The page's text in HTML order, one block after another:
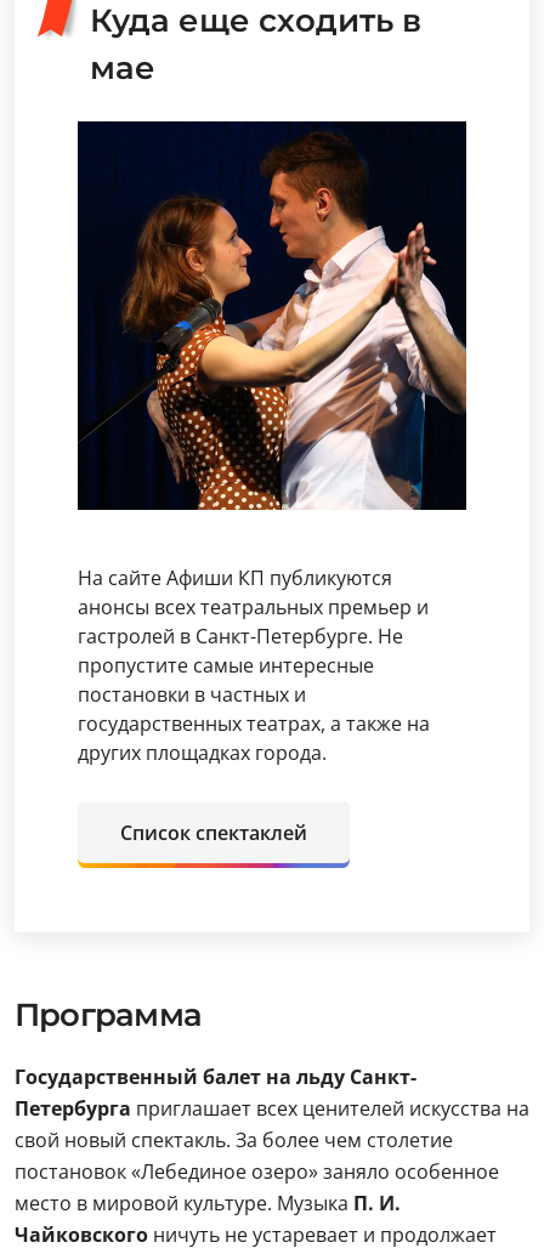
Куда еще сходить в
мае
На сайте Афиши КП публикуются
анонсы всех театральных премьер и
гастролей в Санкт-Петербурге. Не
пропустите самые интересные
постановки в частных и
государственных театрах, а также на
других площадках города.
Список спектаклей
Программа
Государственный балет на льду Санкт-
Петербурга приглашает всех ценителей искусства на
свой новый спектакль. За более чем столетие
постановок «Лебединое озеро» заняло особенное
место в мировой культуре. Музыка П. И.
Чайковского ничуть не устаревает и продолжает